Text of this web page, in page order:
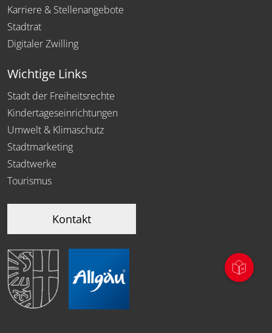
Karriere & Stellenangebote
Stadtrat
Digitaler Zwilling
Wichtige Links
Stadt der Freiheitsrechte
Kindertageseinrichtungen
Umwelt & Klimaschutz
Stadtmarketing
Stadtwerke
Tourismus
Kontakt